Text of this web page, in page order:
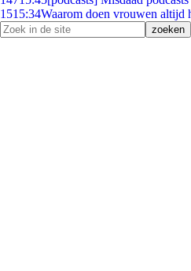
1515:34Waarom doen vrouwen altijd